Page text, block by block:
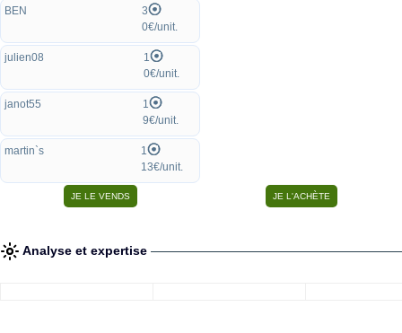
BEN
3
0€/unit.
julien08
1
0€/unit.
janot55
1
9€/unit.
martin`s
1
13€/unit.
Analyse et expertise